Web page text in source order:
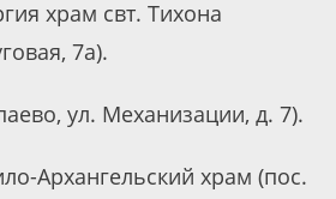
храм свт. Тихона
7а).
ул. Механизации, д. 7).
Архангельский храм (пос.